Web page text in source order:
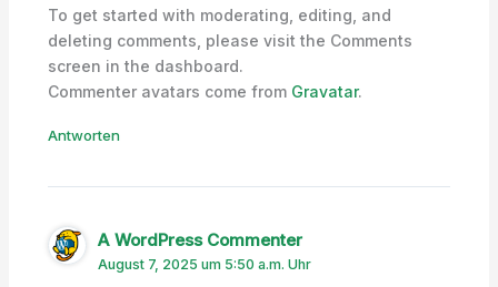
To get started with moderating, editing, and
deleting comments, please visit the Comments
screen in the dashboard.
Commenter avatars come from Gravatar.
Antworten
A WordPress Commenter
August 7, 2025 um 5:50 a.m. Uhr